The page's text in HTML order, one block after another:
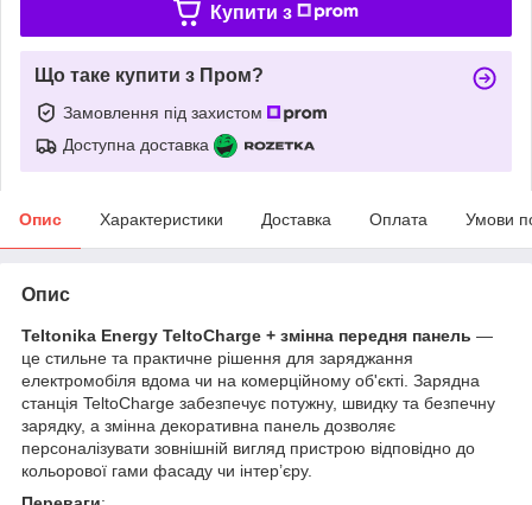
Купити з
Що таке купити з Пром?
Замовлення під захистом
Доступна доставка
Опис Характеристики Доставка Оплата Умови
Опис
Teltonika Energy TeltoCharge + змінна передня панель —
це стильне та практичне рішення для заряджання
електромобіля вдома чи на комерційному об'єкті. Зарядна
станція TeltoCharge забезпечує потужну, швидку та безпечну
зарядку, а змінна декоративна панель дозволяє
персоналізувати зовнішній вигляд пристрою відповідно до
кольорової гами фасаду чи інтер’єру.